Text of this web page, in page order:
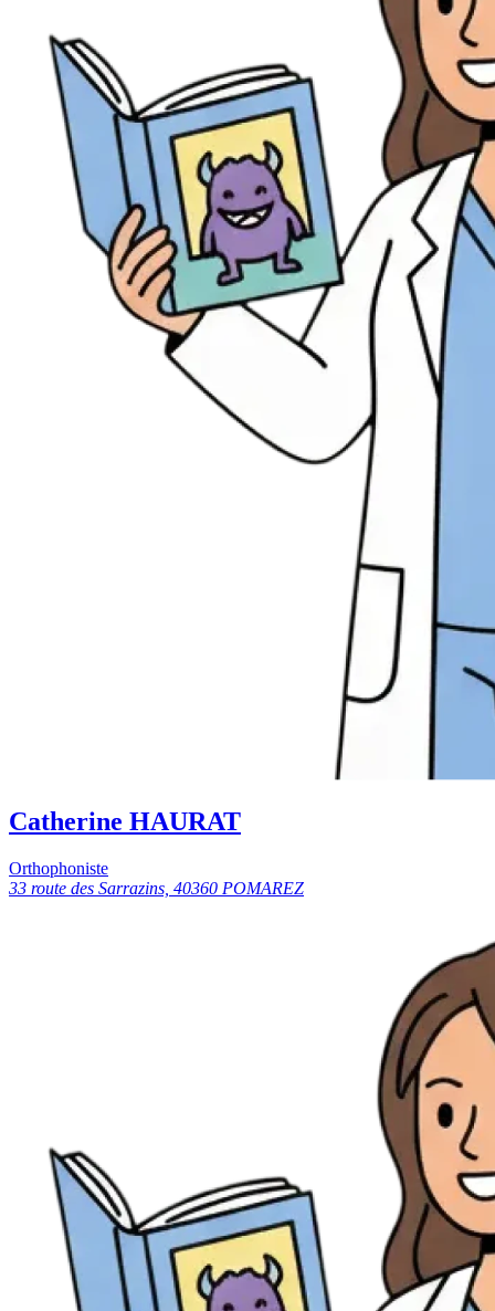
Catherine HAURAT
Orthophoniste
33 route des Sarrazins, 40360 POMAREZ